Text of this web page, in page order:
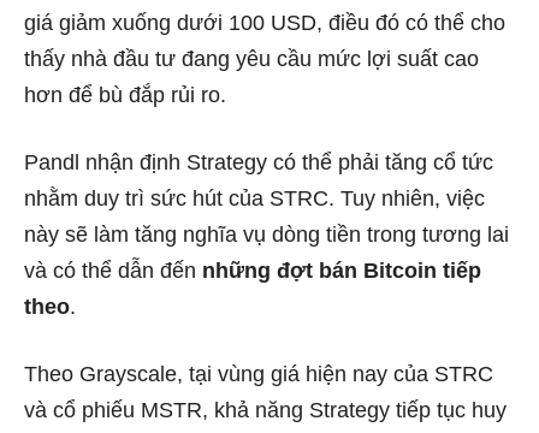
giá giảm xuống dưới 100 USD, điều đó có thể cho
thấy nhà đầu tư đang yêu cầu mức lợi suất cao
hơn để bù đắp rủi ro.
Pandl nhận định Strategy có thể phải tăng cổ tức
nhằm duy trì sức hút của STRC. Tuy nhiên, việc
này sẽ làm tăng nghĩa vụ dòng tiền trong tương lai
và có thể dẫn đến những đợt bán Bitcoin tiếp
theo.
Theo Grayscale, tại vùng giá hiện nay của STRC
và cổ phiếu MSTR, khả năng Strategy tiếp tục huy